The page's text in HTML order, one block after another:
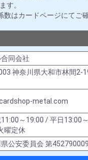
す。
数はカードページにてご
合同会社
神奈川県大和市林間2-
metal.com
～19:00 / 平日13:00
曜定休
公安委員会 第